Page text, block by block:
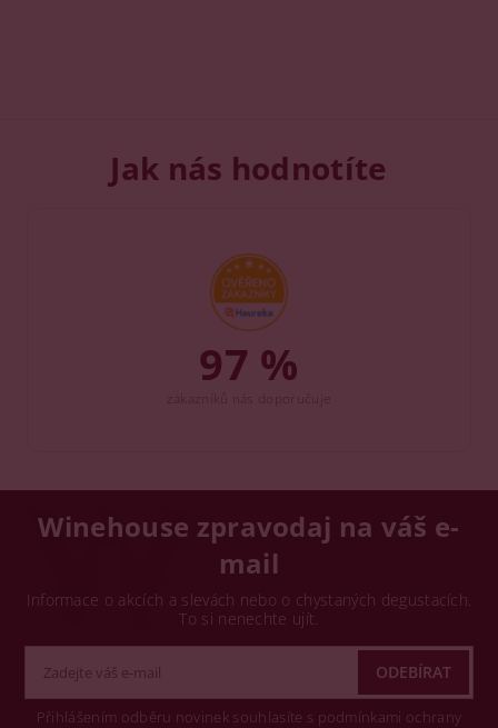
Jak nás hodnotíte
97 %
Winehouse zpravodaj na váš e-
mail
Informace o akcích a slevách nebo o chystaných degustacích.
To si nenechte ujít.
Přihlášením odběru novinek souhlasíte s podmínkami ochrany